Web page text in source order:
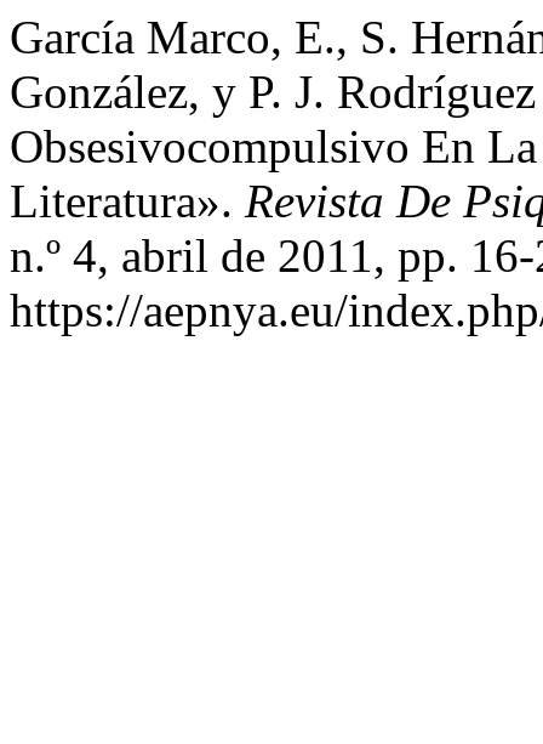
García Marco, E., S.
González, y P. J.
Obsesivocompulsivo En
Literatura». Revista De
n.º 4, abril de 2011, pp.
https://aepnya.eu/